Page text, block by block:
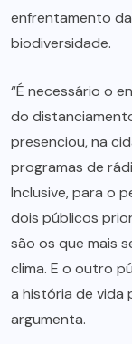
enfrentamento
biodiversidade.
“É necessário o
do
presenciou, na
programas de
Inclusive, para o
dois públicos
são os que mais
clima. E o outro
a história de vida
argumenta.